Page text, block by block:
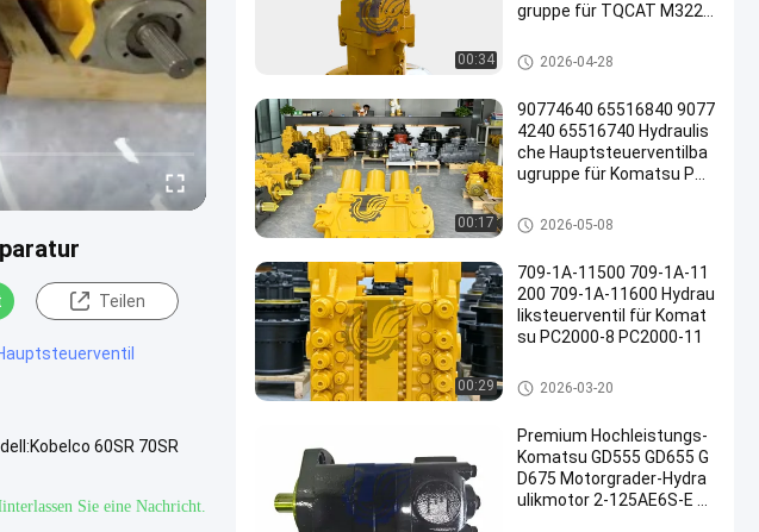
Teilen
60SR 70SR
Sie eine Nachricht.
00:34
gruppe für TQCAT M322D
Hochleistungsersatzteile
Bagger Hydraulic Pump
2026-04-28
00:17
90774640 65516840 9077
4240 65516740 Hydraulis
che Hauptsteuerventilba
ugruppe für Komatsu PC3
uper Large Mining Ersatzt
eile
Bagger Main Control Valve
2026-05-08
00:29
709-1A-11500 709-1A-11
200 709-1A-11600 Hydrau
liksteuerventil für Komat
su PC2000-8 PC2000-11
Bagger Main Control Valve
2026-03-20
Premium Hochleistungs-
Komatsu GD555 GD655 G
D675 Motorgrader-Hydra
ulikmotor 2-125AE6S-E 2